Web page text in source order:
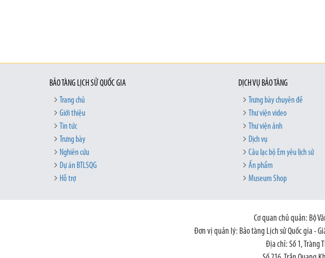
BẢO TÀNG LỊCH SỬ QUỐC GIA
Trang chủ
Giới thiệu
Tin tức
Trưng bày
Nghiên cứu
Dự án BTLSQG
Hỗ trợ
DỊCH VỤ BẢO TÀNG
Trưng bày chuyên đề
Thư viện video
Thư viện ảnh
Dịch vụ
Câu lạc bộ Em yêu lịch sử
Ấn phẩm
Museum Shop
Cơ quan chủ quản: Bộ
Đơn vị quản lý: Bảo tàng Lịch sử Quốc gia -
Địa chỉ: Số 1, Tràng